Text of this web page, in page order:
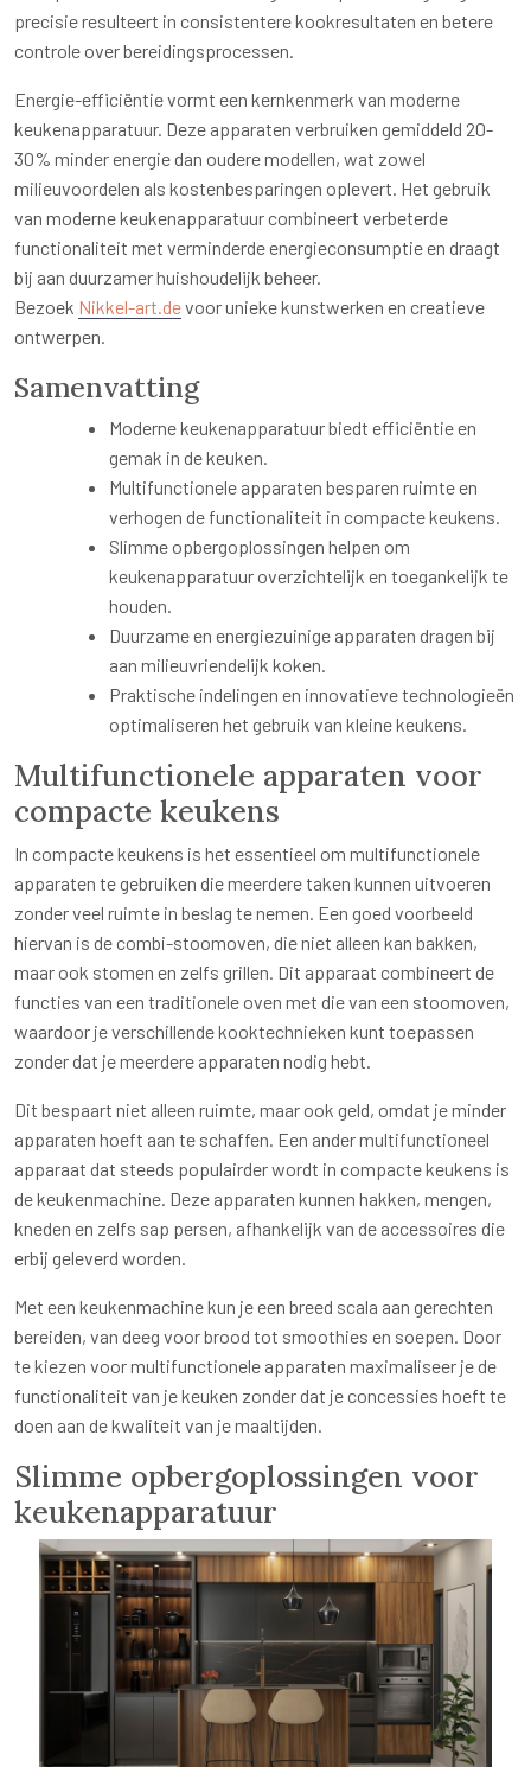
precisie resulteert in consistentere kookresultaten en betere
controle over bereidingsprocessen.
Energie-efficiëntie vormt een kernkenmerk van moderne
keukenapparatuur. Deze apparaten verbruiken gemiddeld 20-
30% minder energie dan oudere modellen, wat zowel
milieuvoordelen als kostenbesparingen oplevert. Het gebruik
van moderne keukenapparatuur combineert verbeterde
functionaliteit met verminderde energieconsumptie en draagt
bij aan duurzamer huishoudelijk beheer.
Bezoek Nikkel-art.devoor unieke kunstwerken en creatieve
ontwerpen.
Samenvatting
Moderne keukenapparatuur biedt efficiëntie en
gemak in de keuken.
Multifunctionele apparaten besparen ruimte en
verhogen de functionaliteit in compacte keukens.
Slimme opbergoplossingen helpen om
keukenapparatuur overzichtelijk en toegankelijk te
houden.
Duurzame en energiezuinige apparaten dragen bij
aan milieuvriendelijk koken.
Praktische indelingen en innovatieve technologieën
optimaliseren het gebruik van kleine keukens.
Multifunctionele apparaten voor
compacte keukens
In compacte keukens is het essentieel om multifunctionele
apparaten te gebruiken die meerdere taken kunnen uitvoeren
zonder veel ruimte in beslag te nemen. Een goed voorbeeld
hiervan is de combi-stoomoven, die niet alleen kan bakken,
maar ook stomen en zelfs grillen. Dit apparaat combineert de
functies van een traditionele oven met die van een stoomoven,
waardoor je verschillende kooktechnieken kunt toepassen
zonder dat je meerdere apparaten nodig hebt.
Dit bespaart niet alleen ruimte, maar ook geld, omdat je minder
apparaten hoeft aan te schaffen. Een ander multifunctioneel
apparaat dat steeds populairder wordt in compacte keukens is
de keukenmachine. Deze apparaten kunnen hakken, mengen,
kneden en zelfs sap persen, afhankelijk van de accessoires die
erbij geleverd worden.
Met een keukenmachine kun je een breed scala aan gerechten
bereiden, van deeg voor brood tot smoothies en soepen. Door
te kiezen voor multifunctionele apparaten maximaliseer je de
functionaliteit van je keuken zonder dat je concessies hoeft te
doen aan de kwaliteit van je maaltijden.
Slimme opbergoplossingen voor
keukenapparatuur